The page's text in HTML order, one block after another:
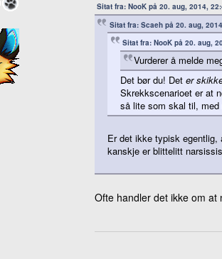
Sitat fra: NooK på 20. aug, 2014,
Sitat fra: Scaeh på 20. aug,
Sitat fra: NooK på 20. aug,
Vurderer å melde
Det bør du! Deter
Skrekkscenarioet er at
så lite som skal til, med
Er det ikke typisk
kanskje er blittelitt
Ofte handler det ikke om at